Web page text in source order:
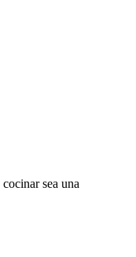
sea una